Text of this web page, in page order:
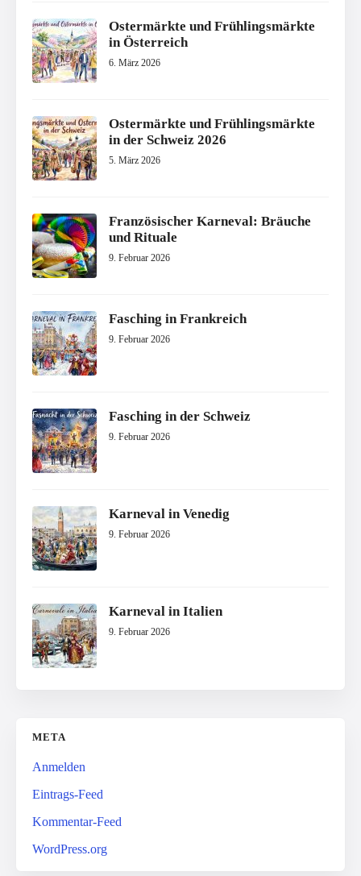
Ostermärkte und Frühlingsmärkte
in Österreich
6. März 2026
Ostermärkte und Frühlingsmärkte
in der Schweiz 2026
5. März 2026
Französischer Karneval: Bräuche
und Rituale
9. Februar 2026
Fasching in Frankreich
9. Februar 2026
Fasching in der Schweiz
9. Februar 2026
Karneval in Venedig
9. Februar 2026
Karneval in Italien
9. Februar 2026
META
Anmelden
Eintrags-Feed
Kommentar-Feed
WordPress.org